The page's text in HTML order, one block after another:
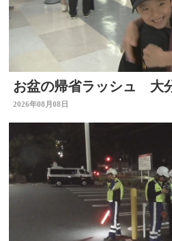
お盆の帰省ラッシュ 大
2026年08月08日